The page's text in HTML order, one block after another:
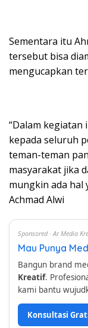
Sementara itu
tersebut bisa
mengucapkan
“Dalam kegiatan
kepada seluruh
teman-teman
masyarakat jika
mungkin ada hal
Achmad Alwi
Sponsored · Ar Media
Mau Punya
Bangun brand
Kreatif.
kami bantu
Konsultasi